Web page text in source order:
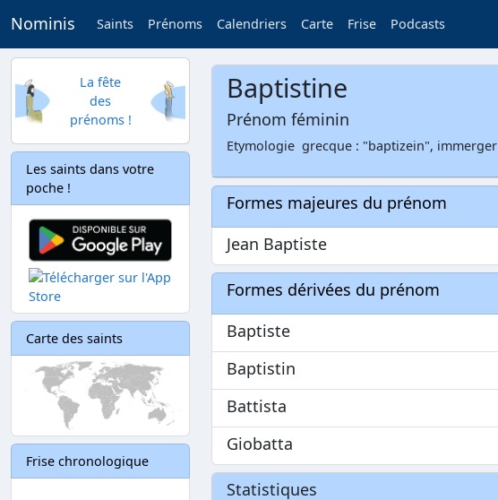
Nominis Saints Prénoms Calendriers Carte Frise Podcasts
La fête
des
prénoms !
Les saints dans votre
poche !
Carte des saints
Frise chronologique
Baptistine
Prénom féminin
Etymologie grecque : "baptizein", immerger
Formes majeures du prénom
Jean Baptiste
Formes dérivées du prénom
Baptiste
Baptistin
Battista
Giobatta
Statistiques